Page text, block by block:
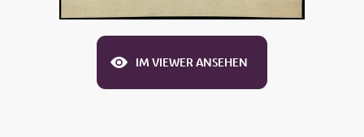
IM VIEWER ANSEHEN